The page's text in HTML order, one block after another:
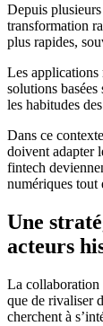
Depuis
transformation
plus rapides,
Les applications
solutions basées
les habitudes
Dans ce
doivent adapter
fintech
numériques tout
Une
acteurs
La collaboration
que de rivaliser
cherchent à